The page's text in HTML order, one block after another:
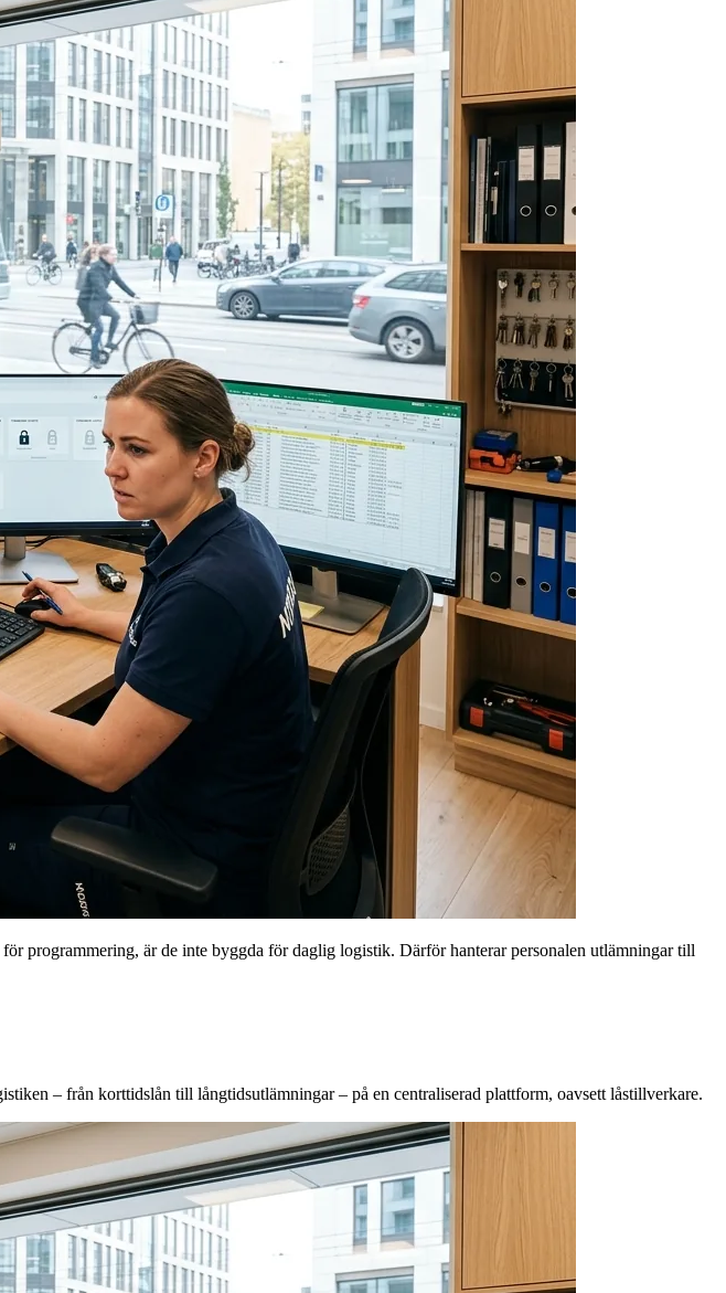
programmering, är de inte byggda för daglig logistik. Därför hanterar personalen utlämningar till
– från korttidslån till långtidsutlämningar – på en centraliserad plattform, oavsett låstillverkare.